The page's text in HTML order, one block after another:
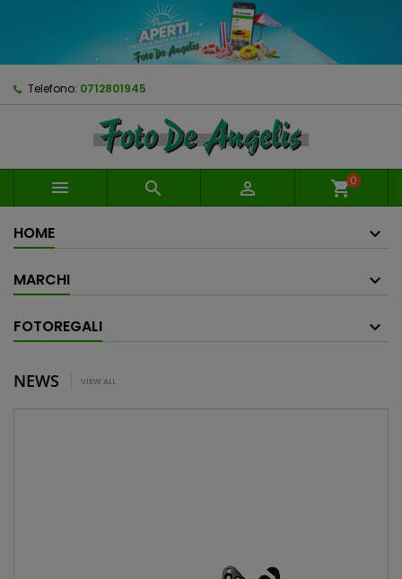
Telefono: 0712801945
   shopping_cart0
HOME
MARCHI
FOTOREGALI
NEWS VIEW ALL